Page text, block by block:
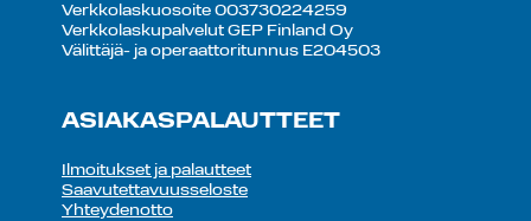
Verkkolaskuosoite 003730224259
Verkkolaskupalvelut GEP Finland Oy
Välittäjä- ja operaattoritunnus E204503
ASIAKASPALAUTTEET
Ilmoitukset ja palautteet
Saavutettavuusseloste
Yhteydenotto